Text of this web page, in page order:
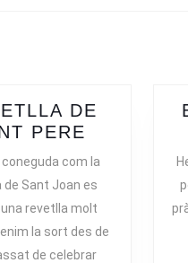
DE
PERE
DE
PERE
com la
de Sant Joan es
revetlla molt
la sort des de
de celebrar